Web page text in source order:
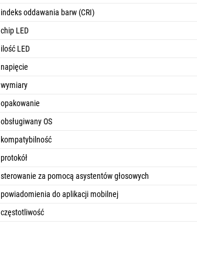
indeks oddawania barw (CRI)
chip LED
ilość LED
napięcie
wymiary
opakowanie
obsługiwany OS
kompatybilność
protokół
sterowanie za pomocą asystentów głosowych
powiadomienia do aplikacji mobilnej
częstotliwość